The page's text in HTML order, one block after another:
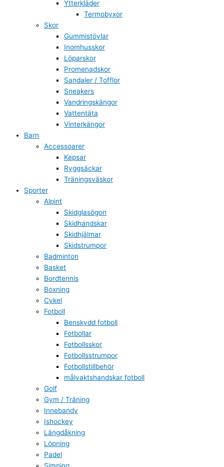
Ytterkläder
Termobyxor
Skor
Gummistövlar
Inomhusskor
Löparskor
Promenadskor
Sandaler / Tofflor
Sneakers
Vandringskängor
Vattentäta
Vinterkängor
Barn
Accessoarer
Kepsar
Ryggsäckar
Träningsväskor
Sporter
Alpint
Skidglasögon
Skidhandskar
Skidhjälmar
Skidstrumpor
Badminton
Basket
Bordtennis
Boxning
Cykel
Fotboll
Benskydd fotboll
Fotbollar
Fotbollsskor
Fotbollsstrumpor
Fotbollstillbehör
målvaktshandskar fotboll
Golf
Gym / Träning
Innebandy
Ishockey
Längdåkning
Löpning
Padel